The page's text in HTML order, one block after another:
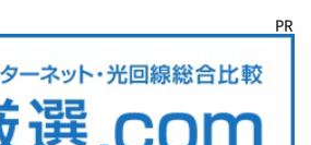
PR